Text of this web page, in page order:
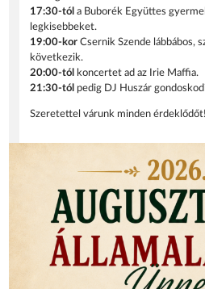
17:30-tól a Buborék Együttes
legkisebbeket.
19:00-korCsernik Szende lábbábos,
következik.
20:00-tól
koncertet ad az Irie Maffia.
21:30-tól pedig DJ Huszár
Szeretettel várunk minden érdeklődőt!